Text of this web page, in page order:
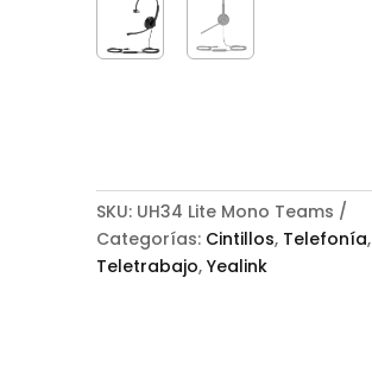
SKU: UH34 Lite Mono Teams
Categorías: Cintillos, Telefonía,
Teletrabajo, Yealink